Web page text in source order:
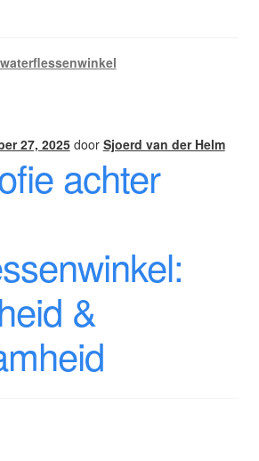
27, 2025 door Sjoerd van der Helm
achter
&